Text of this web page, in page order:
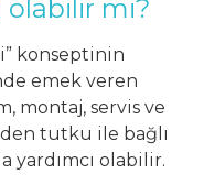
olabilir mi?
konseptinin
emek veren
montaj, servis ve
tutku ile bağlı
yardımcı olabilir.